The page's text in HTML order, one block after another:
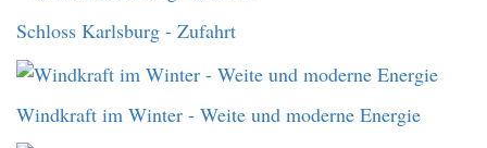
Schloss Karlsburg - Zufahrt
Windkraft im Winter - Weite und moderne Energie